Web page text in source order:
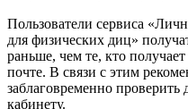
Пользователи сервиса
для физических диц»
раньше, чем те, кто
почте. В связи с этим
заблаговременно
кабинету.